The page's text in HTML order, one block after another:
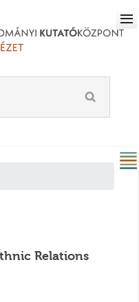
Relations